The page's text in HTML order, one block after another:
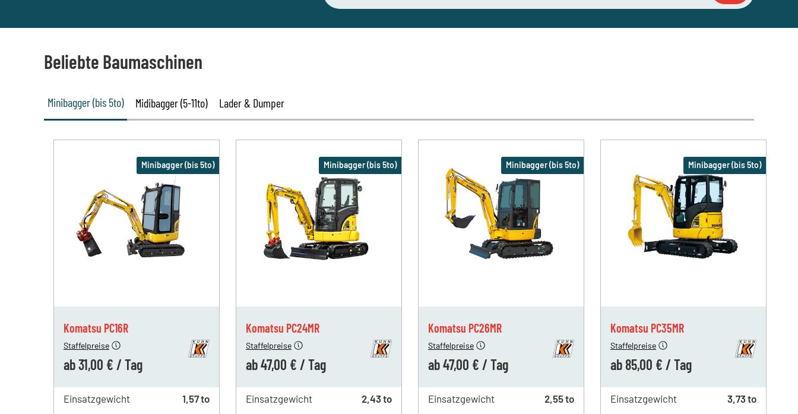
Beliebte Baumaschinen
Minibagger (bis 5to) Midibagger (5-11to) Lader & Dumper
Minibagger (bis 5to)
Komatsu PC16R
58,00 €
Staffelpreise
ab31,00 € / Tag
Einsatzgewicht
1,57 to
Minibagger (bis 5to)
Komatsu PC24MR
ab 4 Tagen
93,00 €
Staffelpreise
ab47,00 € / Tag
Einsatzgewicht
2,43 to
Minibagger (bis 5to)
Komatsu PC26MR
ab 4 Tagen
93,00 €
Staffelpreise
ab47,00 € / Tag
Einsatzgewicht
2,55 to
Minibagger (bis 5to)
Komatsu PC35MR
ab 4 Tagen
113,00 €
Staffelpreise
ab 85,00 € / Tag
Einsatzgewicht
3,73 to